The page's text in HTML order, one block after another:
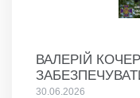
ВАЛЕРІЙ
30.06.2026